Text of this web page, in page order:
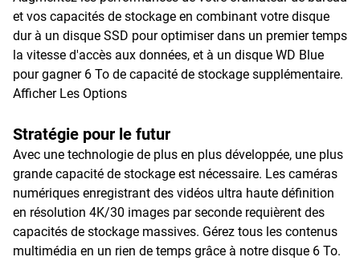
et vos capacités de stockage en combinant votre disque
dur à un disque SSD pour optimiser dans un premier temps
la vitesse d'accès aux données, et à un disque WD Blue
pour gagner 6 To de capacité de stockage supplémentaire.
Afficher Les Options
Stratégie pour le futur
Avec une technologie de plus en plus développée, une plus
grande capacité de stockage est nécessaire. Les caméras
numériques enregistrant des vidéos ultra haute définition
en résolution 4K/30 images par seconde requièrent des
capacités de stockage massives. Gérez tous les contenus
multimédia en un rien de temps grâce à notre disque 6 To.